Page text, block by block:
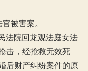
被害案。
法院回龙观法庭女法
击，经抢救无效死
后财产纠纷案件的原